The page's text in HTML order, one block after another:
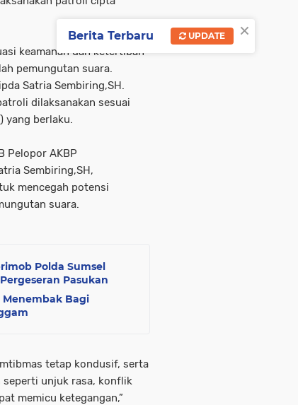
keamanan dan ketertiban
pemungutan suara.
Satria Sembiring,SH.
dilaksanakan sesuai
yang berlaku.
Pelopor AKBP
Sembiring,SH,
mencegah potensi
suara.
Polda Sumsel
Pasukan
Menembak Bagi
tetap kondusif, serta
unjuk rasa, konflik
memicu ketegangan,”
×
Berita Terbaru UPDATE